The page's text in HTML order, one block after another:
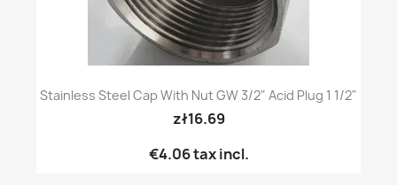
Stainless Steel Cap With Nut GW 3/2" Acid Plug 1 1/2"
zł16.69
€4.06tax incl.